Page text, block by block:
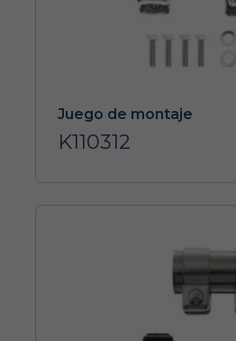
Juego de montaje
K110312